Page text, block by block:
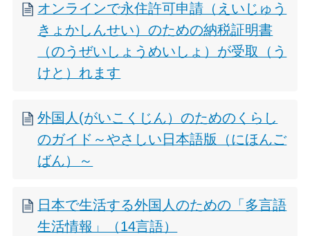
オンラインで永住許可申請（えいじゅう
きょかしんせい）のための納税証明書
（のうぜいしょうめいしょ）が受取（う
けと）れます
外国人(がいこくじん）のためのくらし
のガイド～やさしい日本語版（にほんご
ばん）～
日本で生活する外国人のための「多言語
生活情報」（14言語）